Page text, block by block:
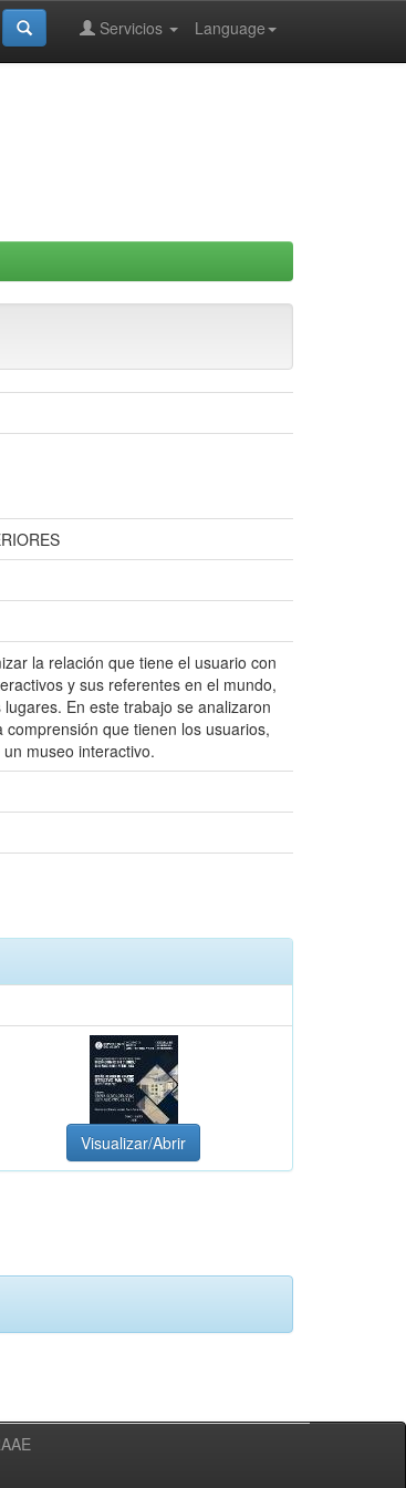
Language
Servicios
la relación que tiene el usuario con
y sus referentes en el mundo,
En este trabajo se analizaron
que tienen los usuarios,
museo interactivo.
Visualizar/Abrir